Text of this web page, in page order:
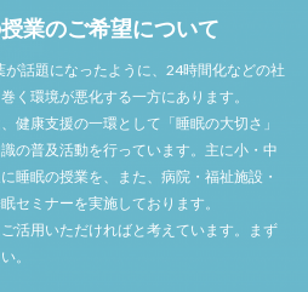
業のご希望について
話題になったように、24時間化などの社
く環境が悪化する一方にあります。
健康支援の一環として「睡眠の大切さ」
の普及活動を行っています。主に小・中
睡眠の授業を、また、病院・福祉施設・
セミナーを実施しております。
活用いただければと考えています。まず
。